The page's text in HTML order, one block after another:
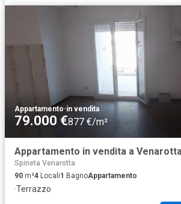
Appartamento·in vendita
79.000 €877 €/m²
Appartamento in vendita a
Spineta Venarotta
90 m²4 Locali1 BagnoAppartamento
·Terrazzo